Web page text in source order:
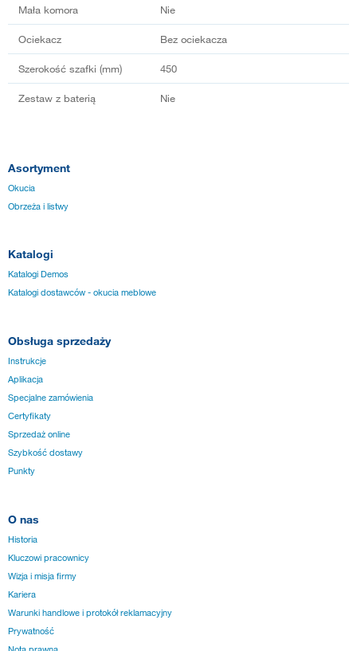
Mała komora Nie
Ociekacz Bez ociekacza
Szerokość szafki (mm) 450
Zestaw z baterią Nie
Asortyment
Okucia
Obrzeża i listwy
Katalogi
Katalogi Demos
Katalogi dostawców - okucia meblowe
Obsługa sprzedaży
Instrukcje
Aplikacja
Specjalne zamówienia
Certyfikaty
Sprzedaż online
Szybkość dostawy
Punkty
O nas
Historia
Kluczowi pracownicy
Wizja i misja firmy
Kariera
Warunki handlowe i protokół reklamacyjny
Prywatność